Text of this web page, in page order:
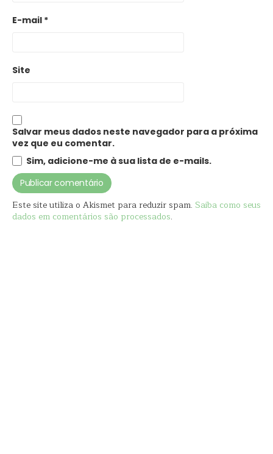
E-mail *
Site
Salvar meus dados neste navegador para a próxima
vez que eu comentar.
Sim, adicione-me à sua lista de e-mails.
Este site utiliza o Akismet para reduzir spam. Saiba como seus
dados em comentários são processados.